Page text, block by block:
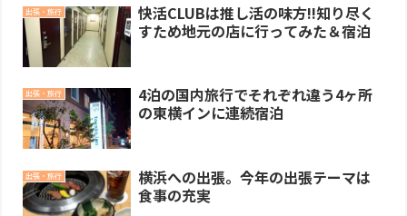
出張・旅行
快活CLUBは推し活の味方!!知り尽く
すため地元の店に行ってみた＆宿泊
出張・旅行
4泊の国内旅行でそれぞれ違う4ヶ所
の東横インに連続宿泊
出張・旅行
横浜への出張。今年の出張テーマは
食事の充実